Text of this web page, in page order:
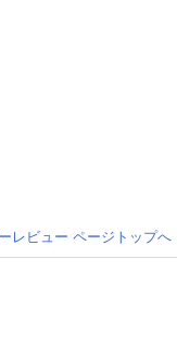
レビュー ページトップへ